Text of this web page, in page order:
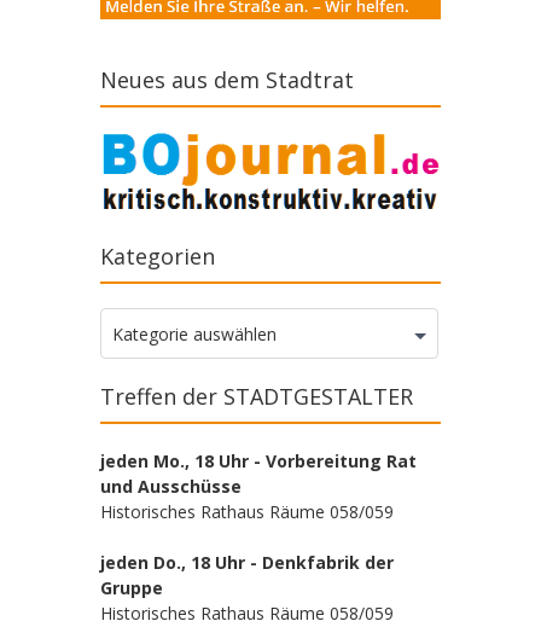
Neues aus dem Stadtrat
Kategorien
Kategorien
Kategorie auswählen
Treffen der STADTGESTALTER
jeden Mo., 18 Uhr - Vorbereitung Rat
und Ausschüsse
Historisches Rathaus Räume 058/059
jeden Do., 18 Uhr - Denkfabrik der
Gruppe
Historisches Rathaus Räume 058/059